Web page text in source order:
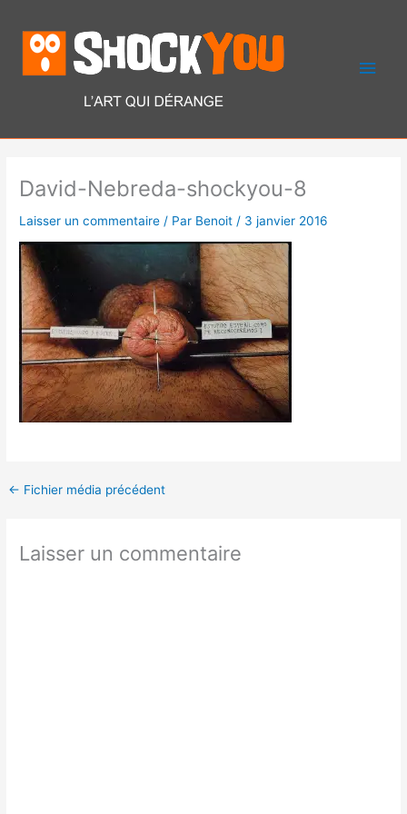
contenu
David-Nebreda-shockyou-8
Laisser un commentaire / Par Benoit / 3 janvier 2016
← Fichier média précédent
Laisser un commentaire